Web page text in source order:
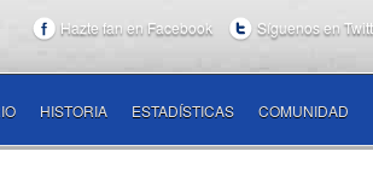
Hazte fan en Facebook Síguenos en
HISTORIA ESTADÍSTICAS COMUNIDAD